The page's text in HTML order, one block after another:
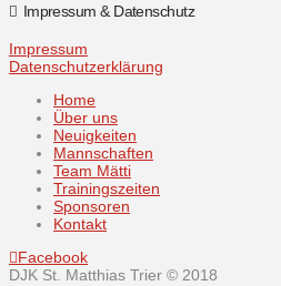
Impressum & Datenschutz
Impressum
Datenschutzerklärung
Home
Über uns
Neuigkeiten
Mannschaften
Team Mätti
Trainingszeiten
Sponsoren
Kontakt
Facebook
DJK St. Matthias Trier © 2018